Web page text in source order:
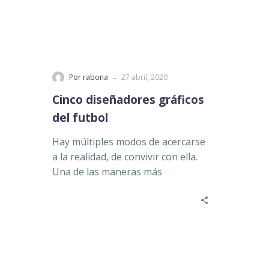
Por rabona - 27 abril, 2020
Cinco diseñadores gráficos
del futbol
Hay múltiples modos de acercarse
a la realidad, de convivir con ella.
Una de las maneras más